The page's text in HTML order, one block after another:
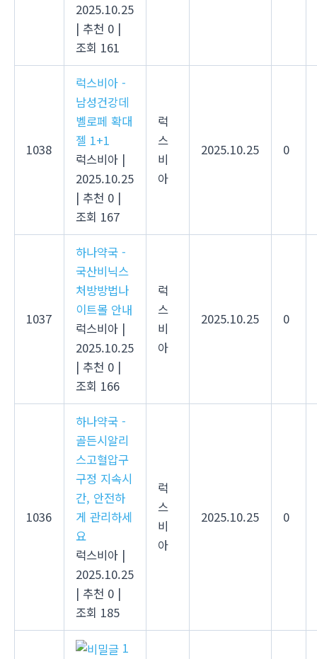
2025.10.25
| 추천 0 |
조회 161
1038
럭스비아 -
남성건강데
벨로페 확대
젤 1+1
럭스비아 |
2025.10.25
| 추천 0 |
조회 167
럭
스
비
아
2025.10.25 0
1037
하나약국 -
국산비닉스
처방방법나
이트몰 안내
럭스비아 |
2025.10.25
| 추천 0 |
조회 166
럭
스
비
아
2025.10.25 0
1036
하나약국 -
골든시알리
스고혈압구
구정 지속시
간, 안전하
게 관리하세
요
럭스비아 |
2025.10.25
| 추천 0 |
조회 185
럭
스
비
아
2025.10.25 0
1